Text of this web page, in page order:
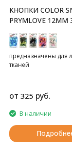
KНОПКИ COLOR
PRYMLOVE 12ММ
предназначены для
тканей
от 325 руб.
В наличии